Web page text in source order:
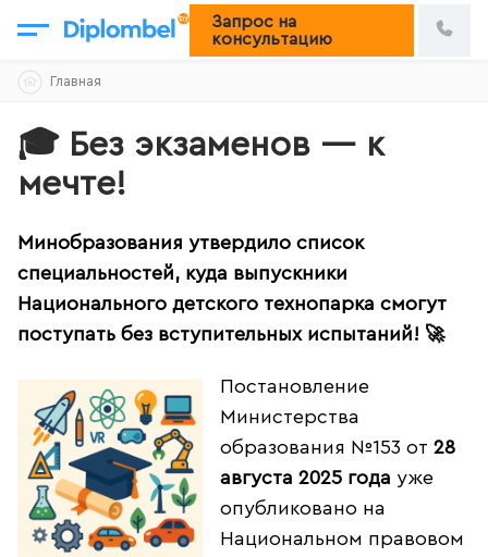
Skip
Запрос на
консультацию
Главная
🎓 Без экзаменов — к
мечте!
Минобразования утвердило список
специальностей, куда выпускники
Национального детского технопарка смогут
поступать без вступительных испытаний! 🚀
Постановление
Министерства
образования №153 от 28
августа 2025 года уже
опубликовано на
Национальном правовом